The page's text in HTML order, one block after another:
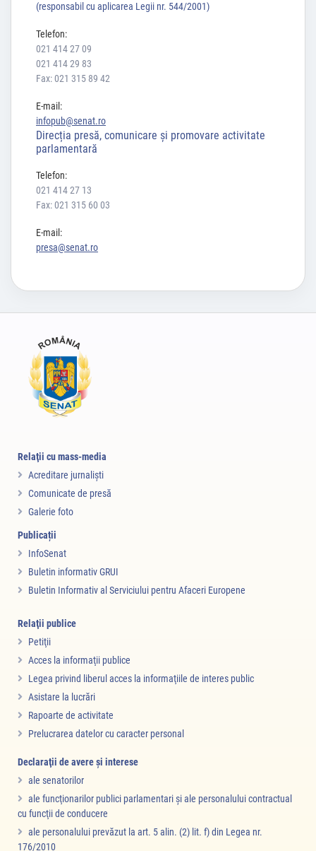
(responsabil cu aplicarea Legii nr. 544/2001)
Telefon:
021 414 27 09
021 414 29 83
Fax: 021 315 89 42
E-mail:
infopub@senat.ro
Direcția presă, comunicare și promovare activitate
parlamentară
Telefon:
021 414 27 13
Fax: 021 315 60 03
E-mail:
presa@senat.ro
Relaţii cu mass-media
Acreditare jurnalişti
Comunicate de presă
Galerie foto
Publicații
InfoSenat
Buletin informativ GRUI
Buletin Informativ al Serviciului pentru Afaceri Europene
Relaţii publice
Petiţii
Acces la informaţii publice
Legea privind liberul acces la informaţiile de interes public
Asistare la lucrări
Rapoarte de activitate
Prelucrarea datelor cu caracter personal
Declaraţii de avere şi interese
ale senatorilor
ale funcţionarilor publici parlamentari şi ale personalului contractual
cu funcţii de conducere
ale personalului prevăzut la art. 5 alin. (2) lit. f) din Legea nr.
176/2010